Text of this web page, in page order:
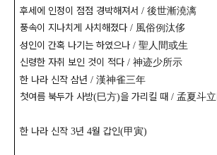
후세에 인정이 점점 경박해져서 / 後世漸澆漓
풍속이 지나치게 사치해졌다 / 風俗例汰侈
성인이 간혹 나기는 하였으나 / 聖人間或生
신령한 자취 보인 것이 적다 / 神迹少所示
한 나라 신작 삼년 / 漢神雀三年
첫여름 북두가 사방(巳方)을 가리킬 때 / 孟夏斗
한 나라 신작 3년 4월 갑인(甲寅)